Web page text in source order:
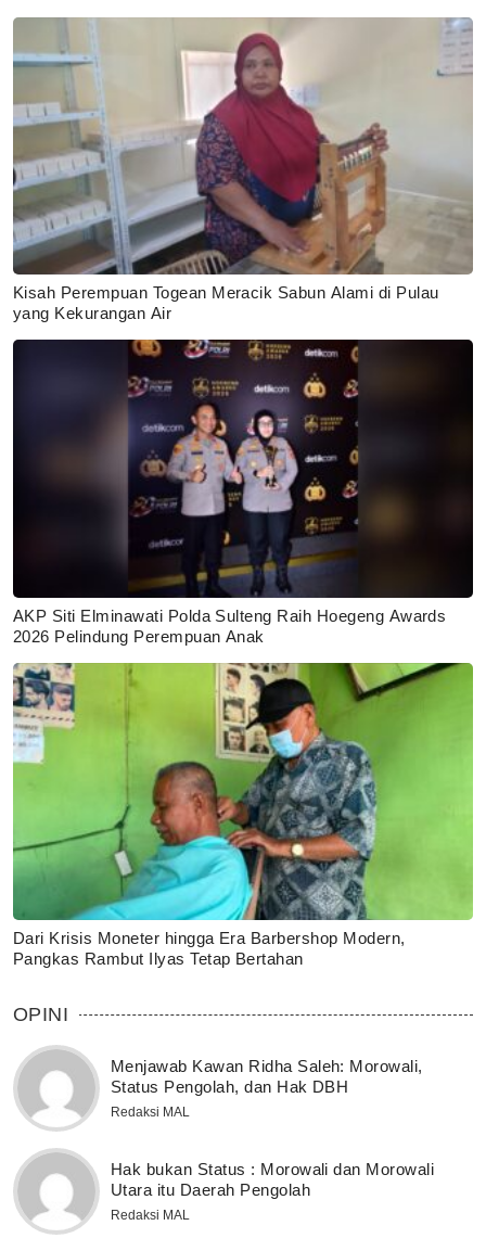
Kisah Perempuan Togean Meracik Sabun Alami di Pulau
yang Kekurangan Air
AKP Siti Elminawati Polda Sulteng Raih Hoegeng Awards
2026 Pelindung Perempuan Anak
Dari Krisis Moneter hingga Era Barbershop Modern,
Pangkas Rambut Ilyas Tetap Bertahan
OPINI
Menjawab Kawan Ridha Saleh: Morowali,
Status Pengolah, dan Hak DBH
Redaksi MAL
Hak bukan Status : Morowali dan Morowali
Utara itu Daerah Pengolah
Redaksi MAL